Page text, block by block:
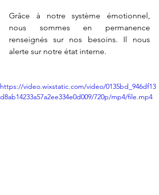
Grâce à notre système émotionnel,
nous sommes en permanence
renseignés sur nos besoins. Il nous
alerte sur notre état interne.
https://video.wixstatic.com/video/0135bd_946df13
d8ab14233a57a2ee334e0d009/720p/mp4/file.mp4